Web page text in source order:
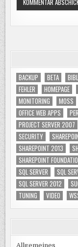
BACKUP BETA
FEHLER
HOMEPAGE
MONITORING
MOSS
OFFICE WEB APPS
PROJECT SERVER 2007
SECURITY
SHAREPOINT 2013
SHAREPOINT
SQL SERVER
SQL
SQL SERVER 2012
TUNING
VIDEO
Allgemeines